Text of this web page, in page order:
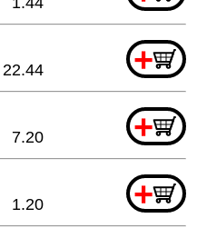
+
22.44
+
7.20
+
1.20